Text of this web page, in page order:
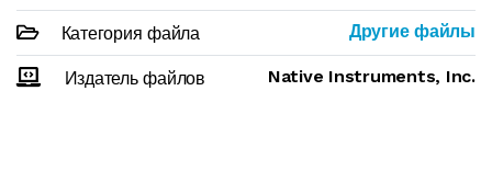
Категория файла Другие файлы
Издатель файлов Native Instruments, Inc.